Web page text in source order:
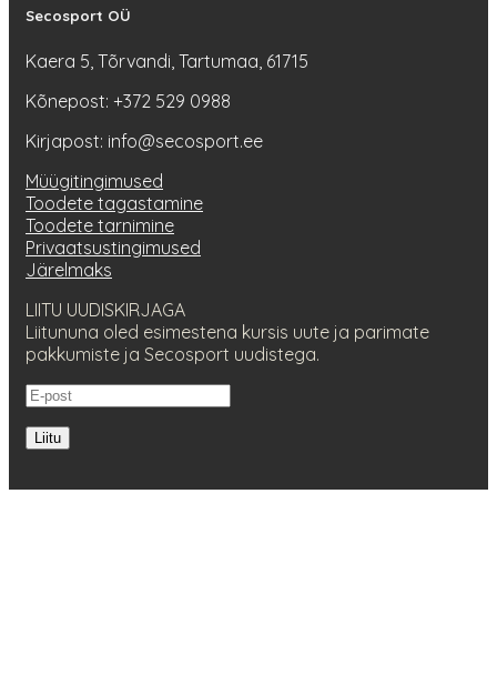
Secosport OÜ
Kaera 5, Tõrvandi, Tartumaa, 61715
Kõnepost: +372 529 0988
Kirjapost: info@secosport.ee
Müügitingimused
Toodete tagastamine
Toodete tarnimine
Privaatsustingimused
Järelmaks
LIITU UUDISKIRJAGA
Liitununa oled esimestena kursis uute ja parimate
pakkumiste ja Secosport uudistega.
Liitu